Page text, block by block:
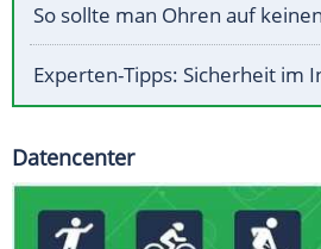
So sollte man Ohren auf
Experten-Tipps: Sicherheit im
Datencenter